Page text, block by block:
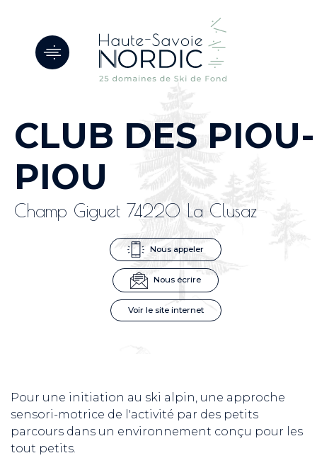
CLUB DES PIOU-
PIOU
Champ Giguet 74220 La Clusaz
Nous appeler
Nous écrire
Voir le site internet
Pour une initiation au ski alpin, une approche
sensori-motrice de l'activité par des petits
parcours dans un environnement conçu pour les
tout petits.